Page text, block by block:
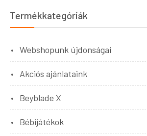
Termékkategóriák
Webshopunk újdonságai
Akciós ajánlataink
Beyblade X
Bébijátékok